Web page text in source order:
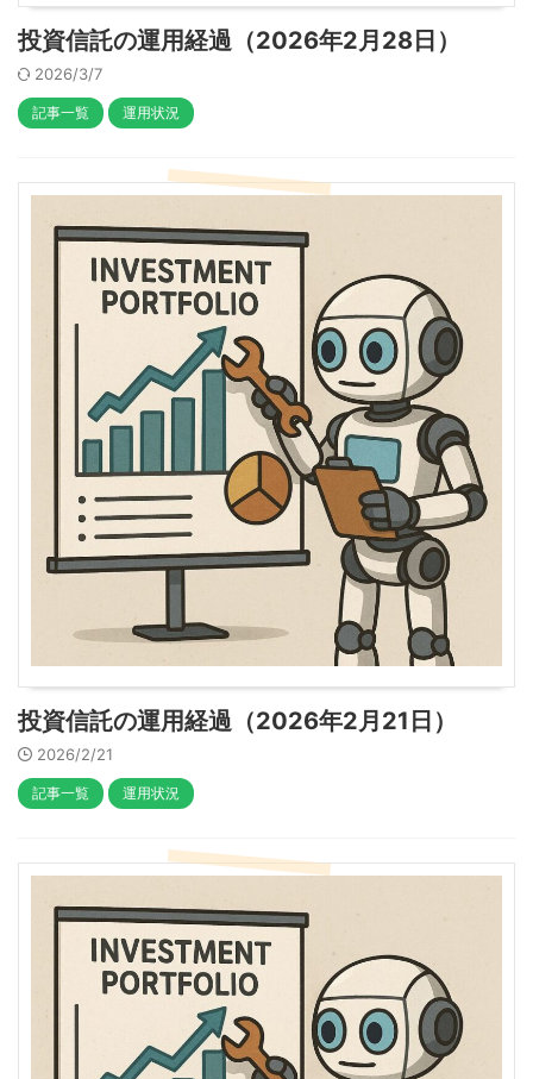
投資信託の運用経過（2026年2月28日）
2026/3/7
記事一覧 運用状況
投資信託の運用経過（2026年2月21日）
2026/2/21
記事一覧 運用状況